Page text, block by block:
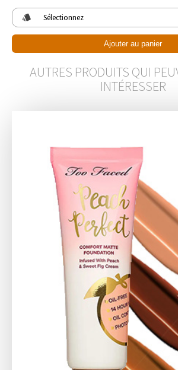
style
Ajouter au panier
AUTRES PRODUITS QUI
INTÉRESSER